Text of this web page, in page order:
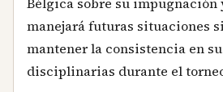
manejará futuras situaciones
mantener la consistencia en
disciplinarias durante el